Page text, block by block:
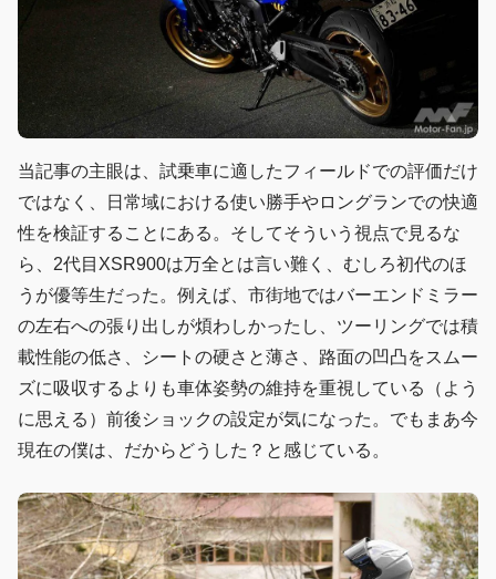
当記事の主眼は、試乗車に適したフィールドでの評価だけ
ではなく、日常域における使い勝手やロングランでの快適
性を検証することにある。そしてそういう視点で見るな
ら、2代目XSR900は万全とは言い難く、むしろ初代のほ
うが優等生だった。例えば、市街地ではバーエンドミラー
の左右への張り出しが煩わしかったし、ツーリングでは積
載性能の低さ、シートの硬さと薄さ、路面の凹凸をスムー
ズに吸収するよりも車体姿勢の維持を重視している（よう
に思える）前後ショックの設定が気になった。でもまあ今
現在の僕は、だからどうした？と感じている。